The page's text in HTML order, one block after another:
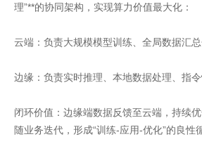
理”**的协同架构，实现算力价值最大化：
云端：负责大规模模型训练、全局数据汇
边缘：负责实时推理、本地数据处理、指令
闭环价值：边缘端数据反馈至云端，持续
随业务迭代，形成“训练-应用-优化”的良性